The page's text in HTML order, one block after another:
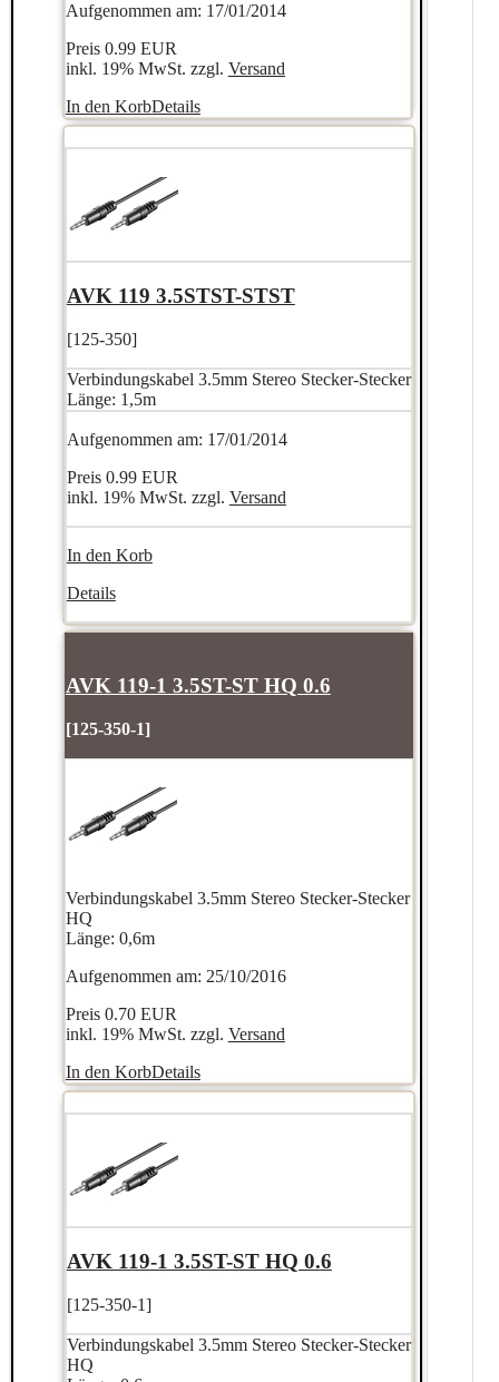
Aufgenommen am: 17/01/2014
Preis 0.99 EUR
inkl. 19% MwSt. zzgl. Versand
In den KorbDetails
AVK 119 3.5STST-STST
[125-350]
Verbindungskabel 3.5mm Stereo Stecker-Stecker
Länge: 1,5m
Aufgenommen am: 17/01/2014
Preis 0.99 EUR
inkl. 19% MwSt. zzgl. Versand
In den Korb
Details
AVK 119-1 3.5ST-ST HQ 0.6
[125-350-1]
Verbindungskabel 3.5mm Stereo Stecker-Stecker
HQ
Länge: 0,6m
Aufgenommen am: 25/10/2016
Preis 0.70 EUR
inkl. 19% MwSt. zzgl. Versand
In den KorbDetails
AVK 119-1 3.5ST-ST HQ 0.6
[125-350-1]
Verbindungskabel 3.5mm Stereo Stecker-Stecker
HQ